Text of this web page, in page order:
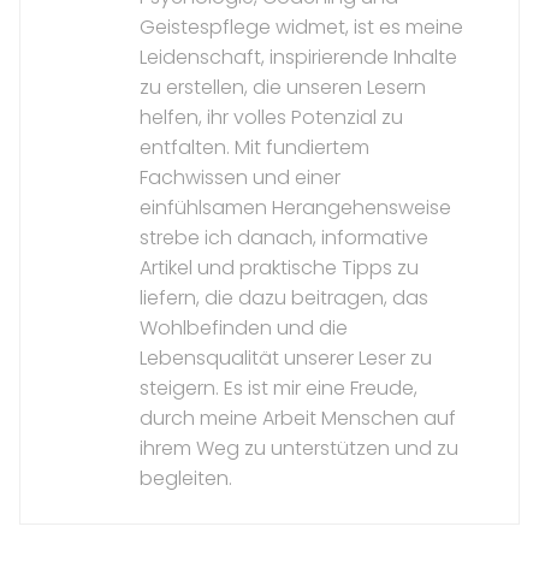
Geistespflege widmet, ist es meine
Leidenschaft, inspirierende Inhalte
zu erstellen, die unseren Lesern
helfen, ihr volles Potenzial zu
entfalten. Mit fundiertem
Fachwissen und einer
einfühlsamen Herangehensweise
strebe ich danach, informative
Artikel und praktische Tipps zu
liefern, die dazu beitragen, das
Wohlbefinden und die
Lebensqualität unserer Leser zu
steigern. Es ist mir eine Freude,
durch meine Arbeit Menschen auf
ihrem Weg zu unterstützen und zu
begleiten.